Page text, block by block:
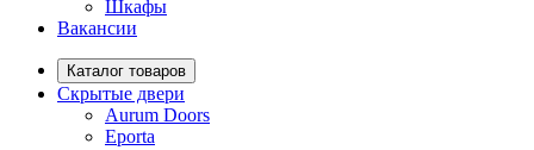
Шкафы
Вакансии
Каталог товаров
Скрытые двери
Aurum Doors
Eporta